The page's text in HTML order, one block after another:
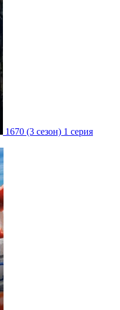
1670 (3 сезон) 1 серия